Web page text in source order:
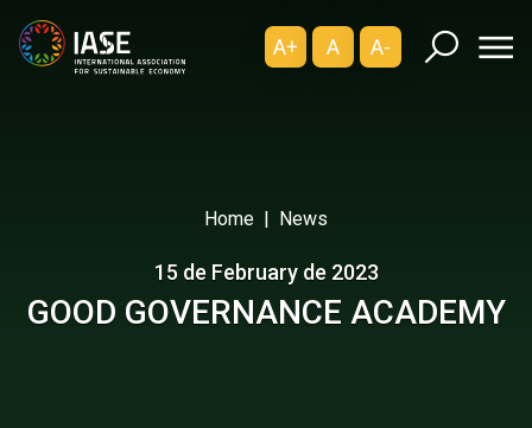
A+ A A-
Home News
15 de February de 2023
GOOD GOVERNANCE ACADEMY